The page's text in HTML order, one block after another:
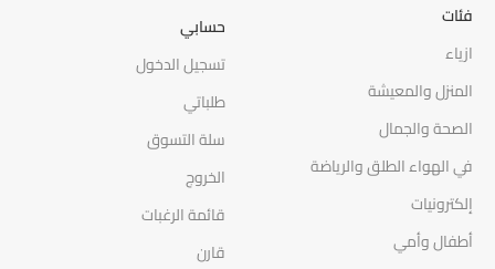
فئات
ازياء
المنزل والمعيشة
الصحة والجمال
في الهواء الطلق والرياضة
إلكترونيات
أطفال وأمي
حسابي
تسجيل الدخول
طلباتي
سلة التسوق
الخروج
قائمة الرغبات
قارن